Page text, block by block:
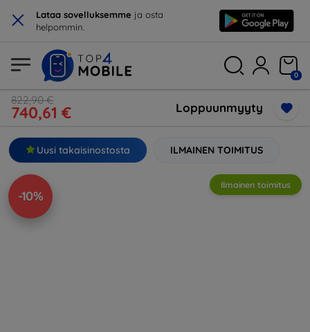
× Lataa sovelluksemme ja osta
helpommin.
0
822,90 €
740,61 € Loppuunmyyty
Uusi takaisinostosta ILMAINEN TOIMITUS
-10%
Ilmainen toimitus